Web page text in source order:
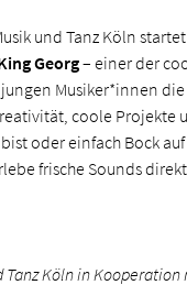
und Tanz Köln
Georg– einer der
Musiker*innen
coole Projekte
oder einfach Bock
frische Sounds
Tanz Köln in